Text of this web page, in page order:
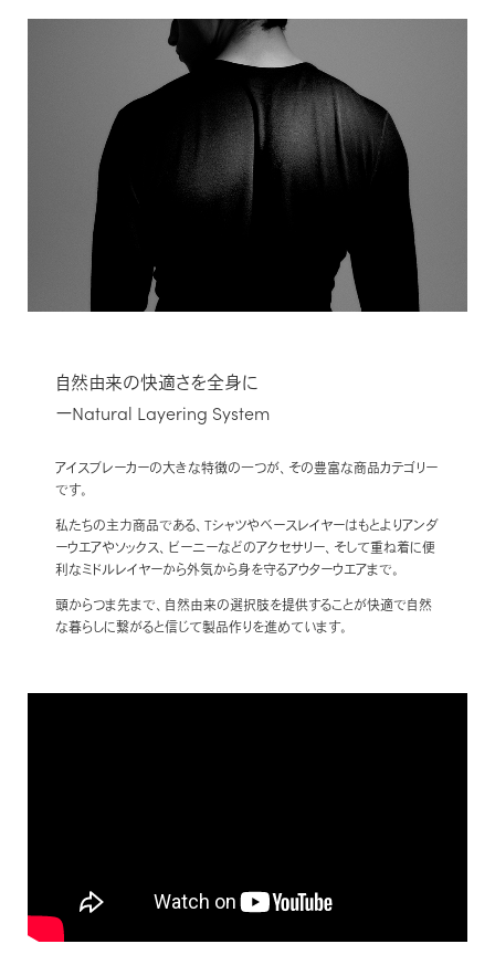
自然由来の快適さを全身に
ーNatural Layering System
アイスブレーカーの大きな特徴の一つが、その豊富な商品カテゴリー
です。
私たちの主力商品である、Tシャツやベースレイヤーはもとよりアンダ
ーウエアやソックス、ビーニーなどのアクセサリー、そして重ね着に便
利なミドルレイヤーから外気から身を守るアウターウエアまで。
頭からつま先まで、自然由来の選択肢を提供することが快適で自然
な暮らしに繋がると信じて製品作りを進めています。